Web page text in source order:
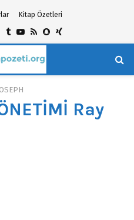
Kitap Özetleri
TumblrYoutube
RssSnapchat
Xing
Ray